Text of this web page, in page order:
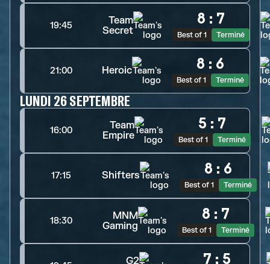
19:45
Team
Secret
8 : 7
Best of 1 Terminé
21:00 Heroic 8 : 6
Best of 1 Terminé
LUNDI 26 SEPTEMBRE
16:00
Team
Empire
5 : 7
Best of 1 Terminé
17:15 Shifters 8 : 6
Best of 1 Terminé
18:30
MNM
Gaming
8 : 7
Best of 1 Terminé
G2
7 : 5